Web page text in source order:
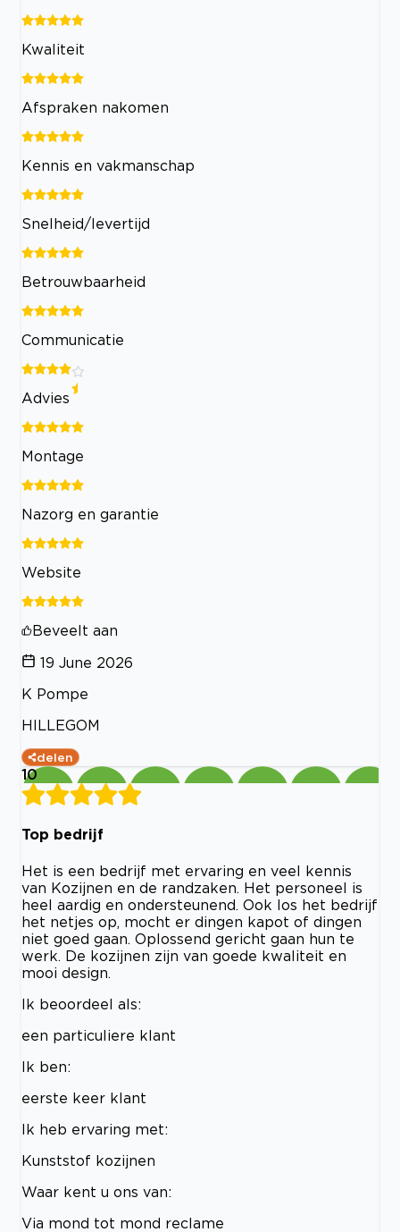
Kwaliteit
Afspraken nakomen
Kennis en vakmanschap
Snelheid/levertijd
Betrouwbaarheid
Communicatie
Advies
Montage
Nazorg en garantie
Website
Beveelt aan
19 June 2026
K Pompe
HILLEGOM
delen
10
Top bedrijf
Het is een bedrijf met ervaring en veel kennis
van Kozijnen en de randzaken. Het personeel is
heel aardig en ondersteunend. Ook los het bedrijf
het netjes op, mocht er dingen kapot of dingen
niet goed gaan. Oplossend gericht gaan hun te
werk. De kozijnen zijn van goede kwaliteit en
mooi design.
Ik beoordeel als:
een particuliere klant
Ik ben:
eerste keer klant
Ik heb ervaring met:
Kunststof kozijnen
Waar kent u ons van:
Via mond tot mond reclame